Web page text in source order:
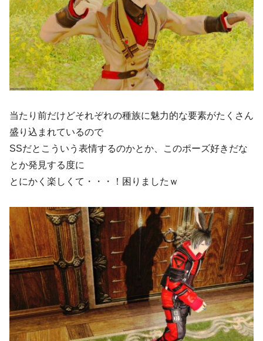
当たり前だけどそれぞれの種族に魅力的な要素がたくさん
盛り込まれているので
SSだとこういう表情するのかとか、このポーズ好きだな
とか発見する度に
とにかく楽しくて・・・！困りましたｗ